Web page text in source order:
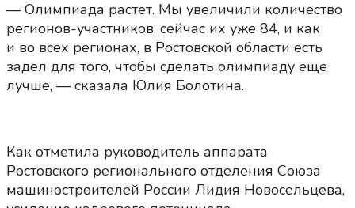
— Олимпиада растет. Мы увеличили количество
регионов-участников, сейчас их уже 84, и как
и во всех регионах, в Ростовской области есть
задел для того, чтобы сделать олимпиаду еще
лучше, — сказала Юлия Болотина.
Как отметила руководитель аппарата
Ростовского регионального отделения Союза
машиностроителей России Лидия Новосельцева,